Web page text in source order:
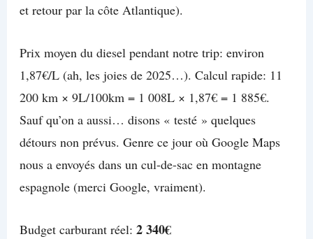
et retour par la côte Atlantique).
Prix moyen du diesel pendant notre trip: environ
1,87€/L (ah, les joies de 2025…). Calcul rapide: 11
200 km × 9L/100km = 1 008L × 1,87€ = 1 885€.
Sauf qu’on a aussi… disons « testé » quelques
détours non prévus. Genre ce jour où Google Maps
nous a envoyés dans un cul-de-sac en montagne
espagnole (merci Google, vraiment).
Budget carburant réel: 2 340€